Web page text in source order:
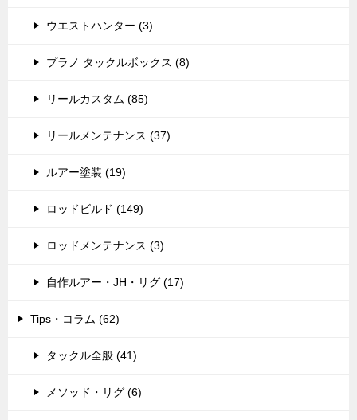
ウエストハンター (3)
プラノ タックルボックス (8)
リールカスタム (85)
リールメンテナンス (37)
ルアー塗装 (19)
ロッドビルド (149)
ロッドメンテナンス (3)
自作ルアー・JH・リグ (17)
Tips・コラム (62)
タックル全般 (41)
メソッド・リグ (6)